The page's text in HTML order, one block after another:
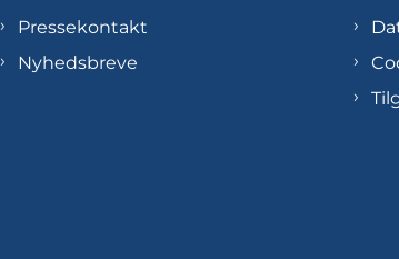
Pressekontakt
Nyhedsbreve